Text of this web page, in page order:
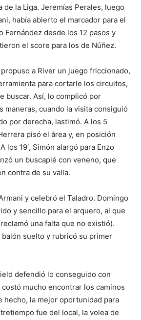
se
ve…
de la Liga. Jeremías Perales, luego
había abierto el marcador para el
Fernández desde los 12 pasos y
el score para los de Núñez.
a River un juego friccionado,
para cortarle los circuitos,
buscar. Así, lo complicó por
maneras, cuando la visita consiguió
por derecha, lastimó. A los 5
pisó el área y, en posición
los 19′, Simón alargó para Enzo
un buscapié con veneno, que
contra de su valla.
y celebró el Taladro. Domingo
y sencillo para el arquero, al que
una falta que no existió).
suelto y rubricó su primer
defendió lo conseguido con
mucho encontrar los caminos
hecho, la mejor oportunidad para
fue del local, la volea de